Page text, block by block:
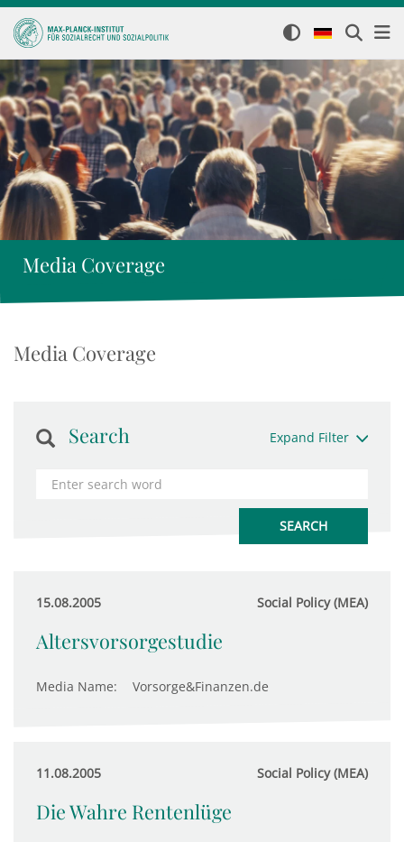
Media Coverage
Media Coverage
Search Expand Filter
15.08.2005 Social Policy (MEA)
Altersvorsorgestudie
Media Name: Vorsorge&Finanzen.de
11.08.2005 Social Policy (MEA)
Die Wahre Rentenlüge